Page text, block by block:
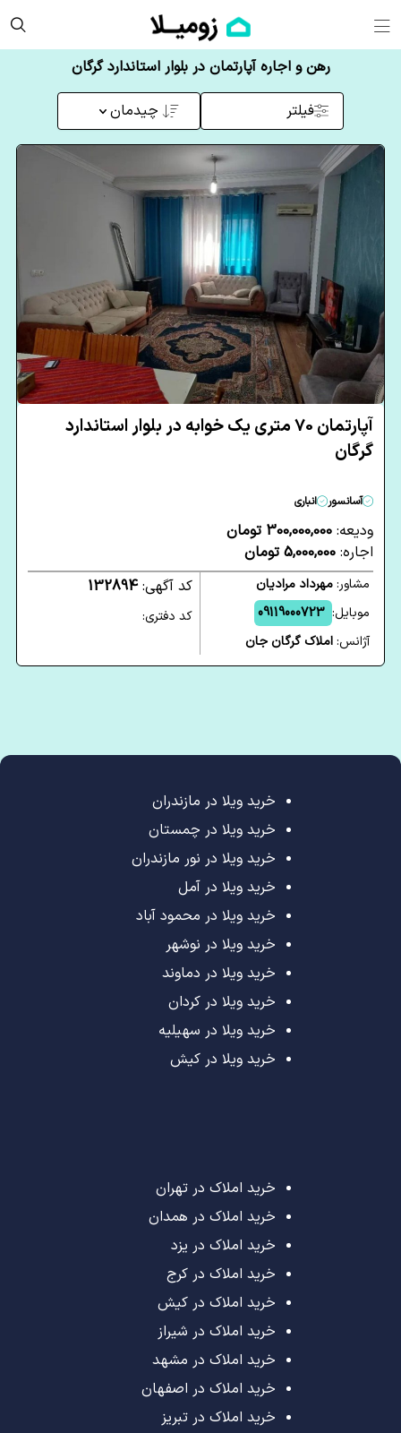
رهن و اجاره آپارتمان در بلوار استاندارد گرگان
فیلتر چیدمان
آپارتمان 70 متری یک خوابه در بلوار استاندارد
گرگان
آسانسور انباری
ودیعه: 300,000,000 تومان
اجاره: 5,000,000 تومان
مشاور:مهرداد مرادیان
موبایل: 09119000723
آژانس:املاک گرگان جان
کد آگهی: 132894
کد دفتری:
خرید ویلا در مازندران
خرید ویلا در چمستان
خرید ویلا در نور مازندران
خرید ویلا در آمل
خرید ویلا در محمود آباد
خرید ویلا در نوشهر
خرید ویلا در دماوند
خرید ویلا در کردان
خرید ویلا در سهیلیه
خرید ویلا در کیش
خرید املاک در تهران
خرید املاک در همدان
خرید املاک در یزد
خرید املاک در کرج
خرید املاک در کیش
خرید املاک در شیراز
خرید املاک در مشهد
خرید املاک در اصفهان
خرید املاک در تبریز